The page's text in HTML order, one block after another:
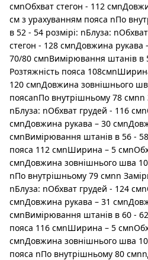
смnОбхват стегон - 112
см з урахуванням пояса nПо
в 52 - 54 розмірі: nБлуза:
стегон - 128 смnДовжина рукава
70/80 смnВимірювання штанів в
Розтяжність пояса
120 смnДовжина зовнішнього
поясаnПо внутрішньому 78 смnn
nБлуза: nОбхват грудей - 116
смnДовжина рукава – 30
смnВимірювання штанів в 56 - 58
пояса 112 смnШирина – 5
смnДовжина зовнішнього шва
nПо внутрішньому 79 смnn
nБлуза: nОбхват грудей - 124
смnДовжина рукава – 31
смnВимірювання штанів в 60 - 62
пояса 116 смnШирина – 5
смnДовжина зовнішнього шва
пояса nПо внутрішньому 80